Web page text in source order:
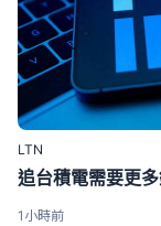
LTN
1小時前